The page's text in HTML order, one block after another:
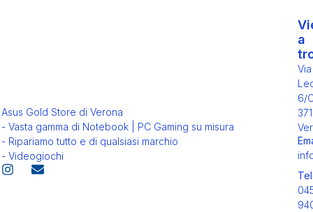
Asus Gold Store di Verona
- Vasta gamma di Notebook | PC Gaming su misura
- Ripariamo tutto e di qualsiasi marchio
- Videogiochi
a
Via
6/